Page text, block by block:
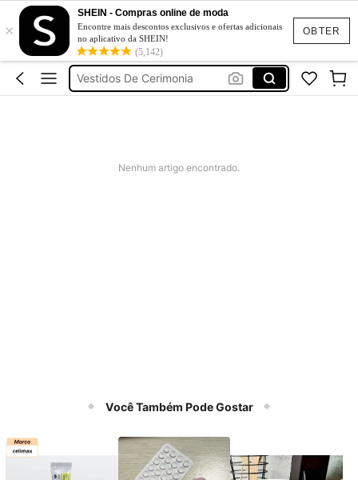
OBTER
×
SHEIN - Compras online de moda
Encontre mais descontos exclusivos e ofertas adicionais
no aplicativo da SHEIN!
(5,142)
Fato De Banho Mulher
Elitara
Vestidos De Verão
Vestidos De Cerimonia
Nenhum artigo encontrado.
Você Também Pode Gostar